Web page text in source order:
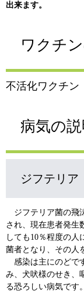
出来ます。
ワクチ
不活化ワクチン
病気の説
ジフテリア
ジフテリア菌の飛
され、現在患者発生
しても10％程度の
菌者となり、その人
感染は主にのどで
み、犬吠様のせき、
る恐ろしい病気です